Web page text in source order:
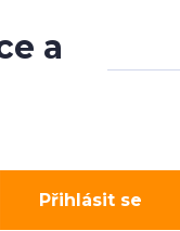
a
Přihlásit se